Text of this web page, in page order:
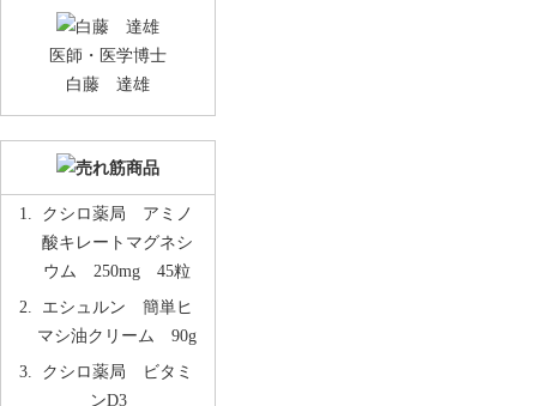
医師・医学博士
白藤 達雄
クシロ薬局 アミノ
酸キレートマグネシ
ウム 250mg 45粒
エシュルン 簡単ヒ
マシ油クリーム 90g
クシロ薬局 ビタミ
ンD3